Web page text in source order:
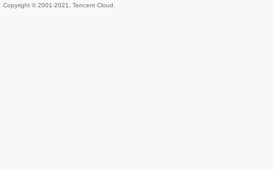
Copyright © 2001-2021, Tencent Cloud.